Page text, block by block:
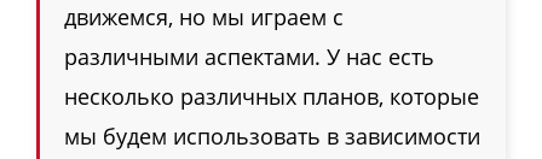
движемся, но мы играем с
различными аспектами. У нас есть
несколько различных планов, которые
мы будем использовать в зависимости